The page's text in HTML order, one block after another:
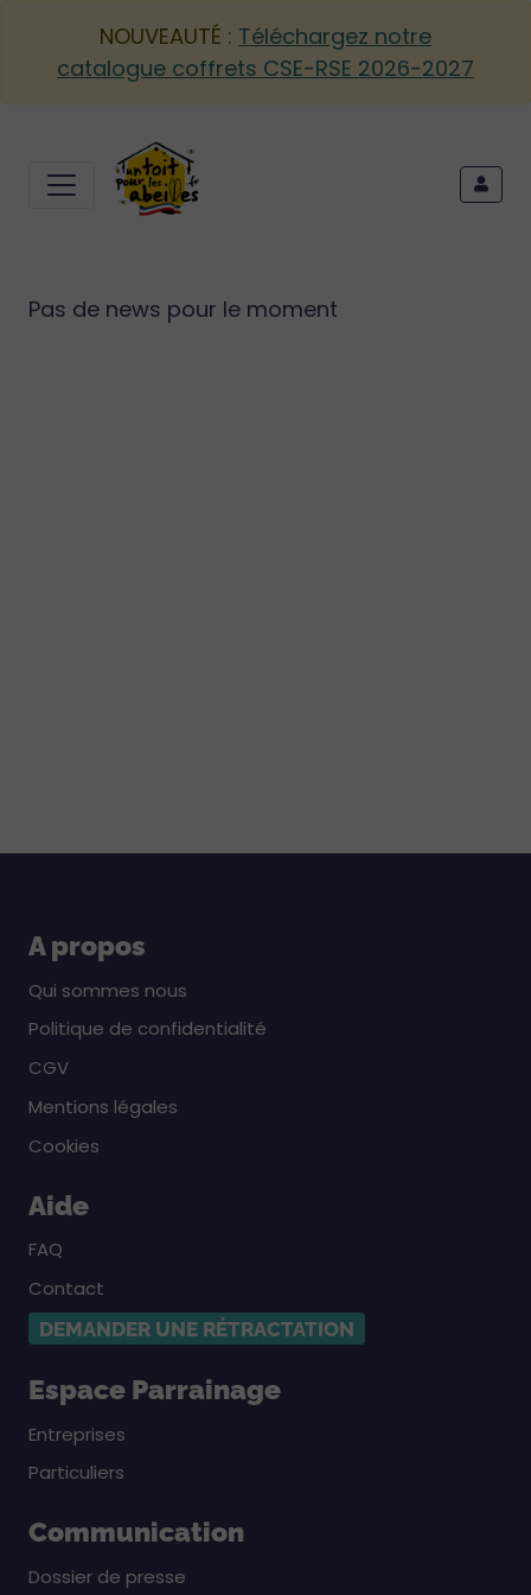
NOUVEAUTÉ : Téléchargez notre
catalogue coffrets CSE-RSE 2026-2027
Pas de news pour le moment
A propos
Qui sommes nous
Politique de confidentialité
CGV
Mentions légales
Cookies
Aide
FAQ
Contact
DEMANDER UNE RÉTRACTATION
Espace Parrainage
Entreprises
Particuliers
Communication
Dossier de presse